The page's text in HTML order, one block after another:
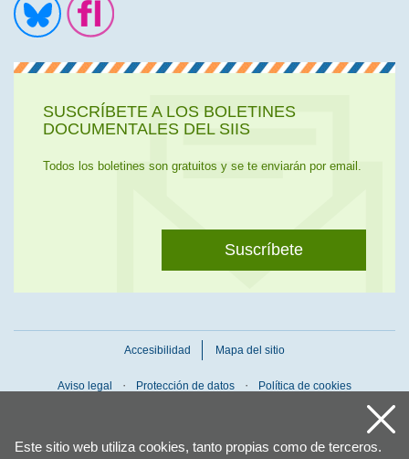
Este sitio web utiliza cookies, tanto propias como de terceros.
SUSCRÍBETE A LOS BOLETINES
DOCUMENTALES DEL SIIS
Todos los boletines son gratuitos y se te enviarán por email.
Suscríbete
Accesibilidad Mapa del sitio
Aviso legal Protección de datos Política de cookies